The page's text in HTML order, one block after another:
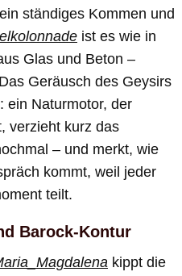
ständiges Kommen und
ist es wie in
Glas und Beton –
Geräusch des Geysirs
ein Naturmotor, der
verzieht kurz das
– und merkt, wie
kommt, weil jeder
teilt.
Barock-Kontur
kippt die